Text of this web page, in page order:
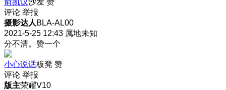
评论 举报
摄影达人 BLA-AL00
2021-5-25 12:43 属地未知
分不清。赞一个
小心说话板凳 赞
评论 举报
版主荣耀V10